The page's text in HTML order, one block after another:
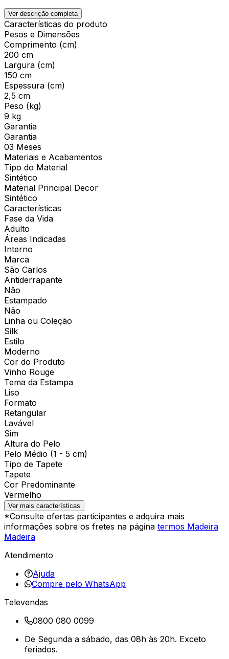
Ver descrição completa
Características do produto
Pesos e Dimensões
Comprimento (cm)
200 cm
Largura (cm)
150 cm
Espessura (cm)
2,5 cm
Peso (kg)
9 kg
Garantia
Garantia
03 Meses
Materiais e Acabamentos
Tipo do Material
Sintético
Material Principal Decor
Sintético
Características
Fase da Vida
Adulto
Áreas Indicadas
Interno
Marca
São Carlos
Antiderrapante
Não
Estampado
Não
Linha ou Coleção
Silk
Estilo
Moderno
Cor do Produto
Vinho Rouge
Tema da Estampa
Liso
Formato
Retangular
Lavável
Sim
Altura do Pelo
Pelo Médio (1 - 5 cm)
Tipo de Tapete
Tapete
Cor Predominante
Vermelho
Ver mais características
*Consulte ofertas participantes e adquira mais
informações sobre os fretes na página termos Madeira
Madeira
Atendimento
Ajuda
Compre pelo WhatsApp
Televendas
0800 080 0099
De Segunda a sábado, das 08h às 20h. Exceto
feriados.